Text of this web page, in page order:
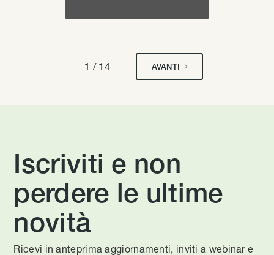
1 / 14 AVANTI
Iscriviti e non
perdere le ultime
novità
Ricevi in anteprima aggiornamenti, inviti a webinar e